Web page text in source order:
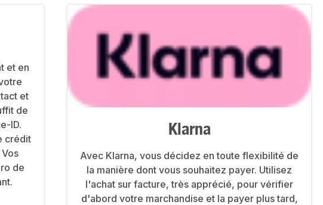
et en
et
de
ID.
crédit
de
Klarna
Avec Klarna, vous décidez en toute flexibilité de
la manière dont vous souhaitez payer. Utilisez
l'achat sur facture, très apprécié, pour vérifier
d'abord votre marchandise et la payer plus tard,